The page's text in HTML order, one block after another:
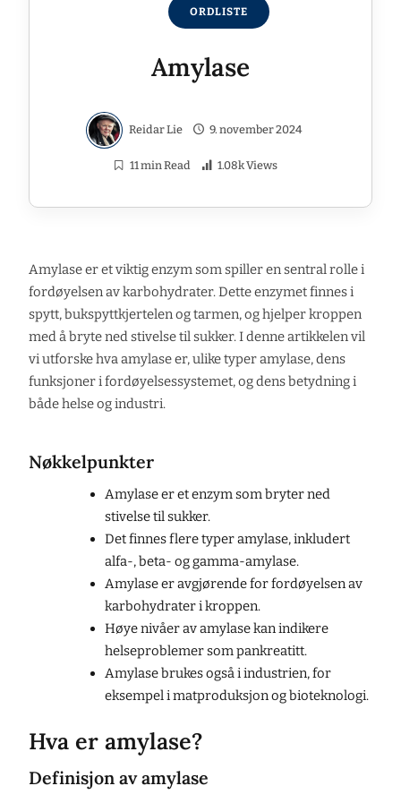
ORDLISTE
Amylase
Reidar Lie 9. november 2024
11 min Read 1.08k Views
Amylase er et viktig enzym som spiller en sentral rolle i
fordøyelsen av karbohydrater. Dette enzymet finnes i
spytt, bukspyttkjertelen og tarmen, og hjelper kroppen
med å bryte ned stivelse til sukker. I denne artikkelen vil
vi utforske hva amylase er, ulike typer amylase, dens
funksjoner i fordøyelsessystemet, og dens betydning i
både helse og industri.
Nøkkelpunkter
Amylase er et enzym som bryter ned
stivelse til sukker.
Det finnes flere typer amylase, inkludert
alfa-, beta- og gamma-amylase.
Amylase er avgjørende for fordøyelsen av
karbohydrater i kroppen.
Høye nivåer av amylase kan indikere
helseproblemer som pankreatitt.
Amylase brukes også i industrien, for
eksempel i matproduksjon og bioteknologi.
Hva er amylase?
Definisjon av amylase